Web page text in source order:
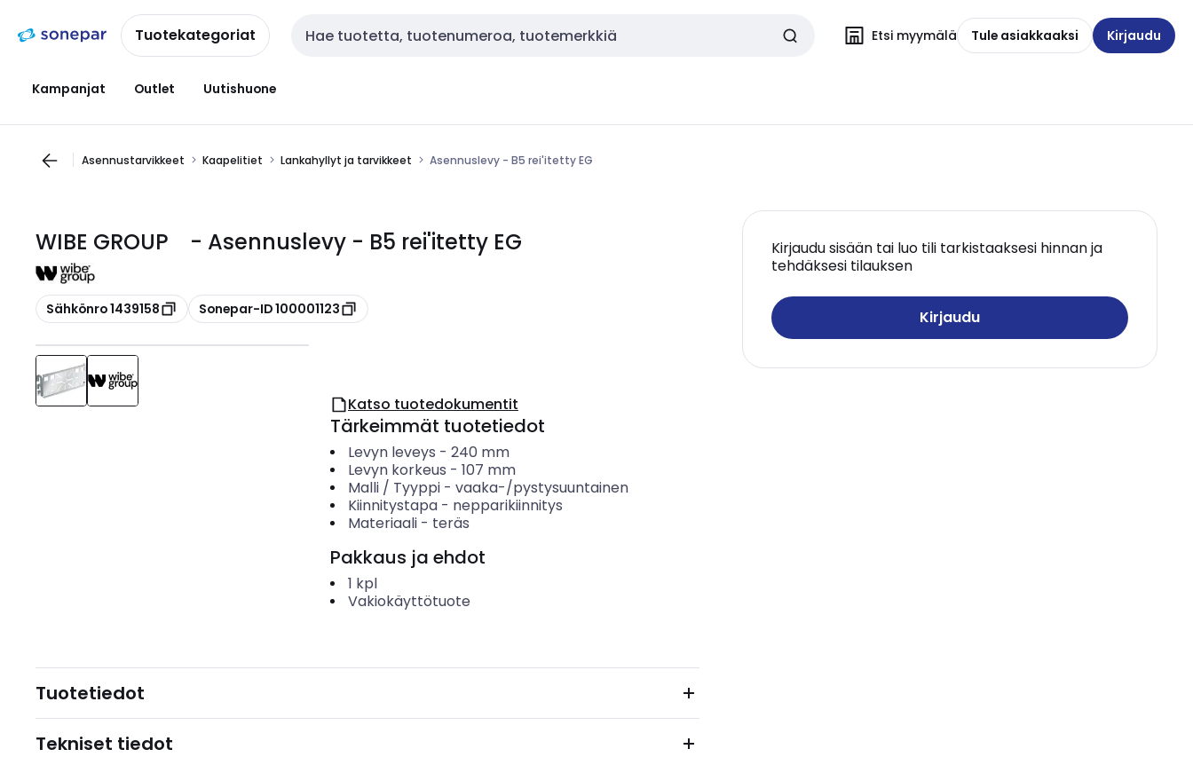
navigointiinsisältöönTuotekategoriat Haku Etsi myymälä Tule asiakkaaksi Kirjaudu
Kampanjat Outlet Uutishuone
Asennustarvikkeet Kaapelitiet Lankahyllyt ja tarvikkeet Asennuslevy - B5 rei'itetty EG
WIBE GROUP - Asennuslevy - B5 rei'itetty EG
Kopioi
Sähkönro 1439158 Kopioi
Sonepar-ID 100001123
Kirjaudu sisään tai luo tili tarkistaaksesi hinnan ja
tehdäksesi tilauksen
Kirjaudu
Katso tuotedokumentit
Tärkeimmät tuotetiedot
Levyn leveys - 240 mm
Levyn korkeus - 107 mm
Malli / Tyyppi- vaaka-/pystysuuntainen
Kiinnitystapa- nepparikiinnitys
Materiaali- teräs
Pakkaus ja ehdot
1 kpl
Vakiokäyttötuote
Tuotetiedot
Tekniset tiedot